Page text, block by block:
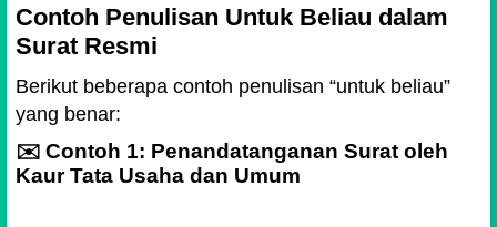
Contoh Penulisan Untuk Beliau dalam
Surat Resmi
Berikut beberapa contoh penulisan “untuk beliau”
yang benar:
✉️ Contoh 1: Penandatanganan Surat oleh
Kaur Tata Usaha dan Umum